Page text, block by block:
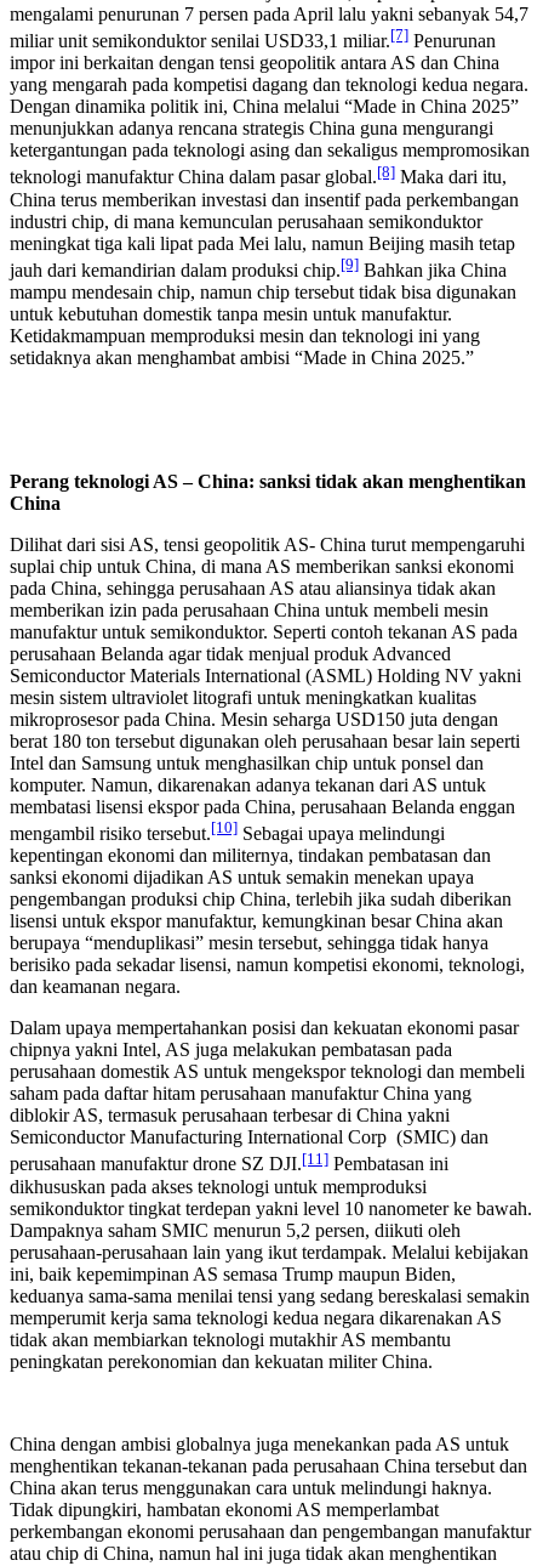
mengalami penurunan 7 persen pada April lalu yakni sebanyak 54,7
miliar unit semikonduktor senilai USD33,1 miliar.[7] Penurunan
impor ini berkaitan dengan tensi geopolitik antara AS dan China
yang mengarah pada kompetisi dagang dan teknologi kedua negara.
Dengan dinamika politik ini, China melalui “Made in China 2025”
menunjukkan adanya rencana strategis China guna mengurangi
ketergantungan pada teknologi asing dan sekaligus mempromosikan
teknologi manufaktur China dalam pasar global.[8] Maka dari itu,
China terus memberikan investasi dan insentif pada perkembangan
industri chip, di mana kemunculan perusahaan semikonduktor
meningkat tiga kali lipat pada Mei lalu, namun Beijing masih tetap
jauh dari kemandirian dalam produksi chip.[9] Bahkan jika China
mampu mendesain chip, namun chip tersebut tidak bisa digunakan
untuk kebutuhan domestik tanpa mesin untuk manufaktur.
Ketidakmampuan memproduksi mesin dan teknologi ini yang
setidaknya akan menghambat ambisi “Made in China 2025.”
Perang teknologi AS – China: sanksi tidak akan menghentikan
China
Dilihat dari sisi AS, tensi geopolitik AS- China turut mempengaruhi
suplai chip untuk China, di mana AS memberikan sanksi ekonomi
pada China, sehingga perusahaan AS atau aliansinya tidak akan
memberikan izin pada perusahaan China untuk membeli mesin
manufaktur untuk semikonduktor. Seperti contoh tekanan AS pada
perusahaan Belanda agar tidak menjual produk Advanced
Semiconductor Materials International (ASML) Holding NV yakni
mesin sistem ultraviolet litografi untuk meningkatkan kualitas
mikroprosesor pada China. Mesin seharga USD150 juta dengan
berat 180 ton tersebut digunakan oleh perusahaan besar lain seperti
Intel dan Samsung untuk menghasilkan chip untuk ponsel dan
komputer. Namun, dikarenakan adanya tekanan dari AS untuk
membatasi lisensi ekspor pada China, perusahaan Belanda enggan
mengambil risiko tersebut.[10] Sebagai upaya melindungi
kepentingan ekonomi dan militernya, tindakan pembatasan dan
sanksi ekonomi dijadikan AS untuk semakin menekan upaya
pengembangan produksi chip China, terlebih jika sudah diberikan
lisensi untuk ekspor manufaktur, kemungkinan besar China akan
berupaya “menduplikasi” mesin tersebut, sehingga tidak hanya
berisiko pada sekadar lisensi, namun kompetisi ekonomi, teknologi,
dan keamanan negara.
Dalam upaya mempertahankan posisi dan kekuatan ekonomi pasar
chipnya yakni Intel, AS juga melakukan pembatasan pada
perusahaan domestik AS untuk mengekspor teknologi dan membeli
saham pada daftar hitam perusahaan manufaktur China yang
diblokir AS, termasuk perusahaan terbesar di China yakni
Semiconductor Manufacturing International Corp (SMIC) dan
perusahaan manufaktur drone SZ DJI.[11] Pembatasan ini
dikhususkan pada akses teknologi untuk memproduksi
semikonduktor tingkat terdepan yakni level 10 nanometer ke bawah.
Dampaknya saham SMIC menurun 5,2 persen, diikuti oleh
perusahaan-perusahaan lain yang ikut terdampak. Melalui kebijakan
ini, baik kepemimpinan AS semasa Trump maupun Biden,
keduanya sama-sama menilai tensi yang sedang bereskalasi semakin
memperumit kerja sama teknologi kedua negara dikarenakan AS
tidak akan membiarkan teknologi mutakhir AS membantu
peningkatan perekonomian dan kekuatan militer China.
China dengan ambisi globalnya juga menekankan pada AS untuk
menghentikan tekanan-tekanan pada perusahaan China tersebut dan
China akan terus menggunakan cara untuk melindungi haknya.
Tidak dipungkiri, hambatan ekonomi AS memperlambat
perkembangan ekonomi perusahaan dan pengembangan manufaktur
atau chip di China, namun hal ini juga tidak akan menghentikan